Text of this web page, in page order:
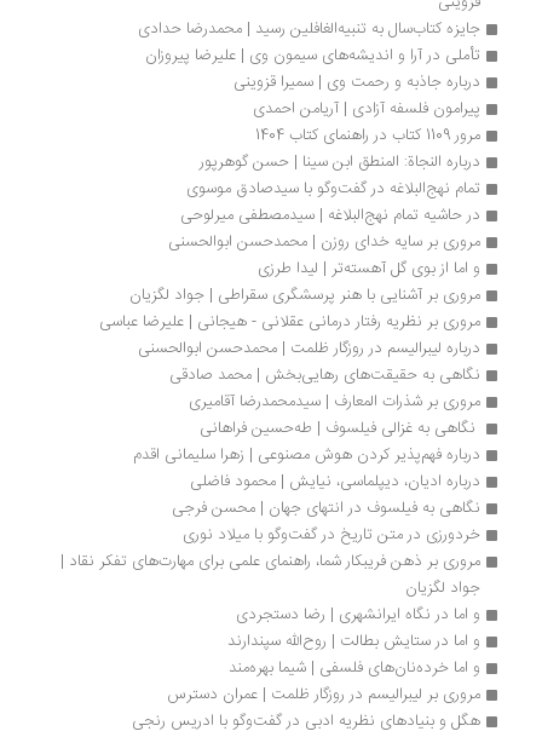
نشست نقد و بررسی زندگی‌ای که می‌توانی نجات دهی
ایده محوری کتاب از مقاله «قحطی، فراوانی، اخلاق» می‌آید... الگوی فرهنگی
کمک کردن در جوامع مختلف مسئله جامعه‌شناختی بسیار جالبی است... اگر
مستقیم به خانواده‌های فقیر پول بدهیم، از میزان کار بزرگ‌سالان کم
نمی‌شود، اما کار کودکان کم می‌شود، حضور در مدرسه افزایش می‌یابد،
استقلال اقتصادی بیشتر می‌شود، قدرت تصمیم‌گیری زنان بیشتر می‌شود،
رژیم غذایی بهبود می‌یابد و مردم ترغیب می‌شوند از خدمات درمانی استفاده
کنند ...
خاطره‌ای از ممیزی کتاب نهم‌ربیع، جهالت‌ها، خسارت‌ها | مهدی مسائلی
دهه‌ی صفر بود دنبالش هم نهم‌ربیع بود که به عنوان عید عُمر در اصفهان
معرکه است... یکدفعه آقای بروجردی فرمودند: آقا این چه وضعی است در
مسلمانان این طور گرفتارند، ما بیاییم جنگ شیعه و سنی راه بیندازیم؟ ... متن
بالا به علت در برداشتن تقابل دو عالم معروف شیعه باید حذف شود... استناد
به آیت‌الله منتظری شده که ممنوع است
پیرامون اندیشه و آثار کارل پوپر | فرزاد نعمتی
ایده اولیه عموم آثارش در همین دوران پرآشوب جوانی به ذهنش خطور کرده
است... در این دوران علم چنان جایگاهی دارد که ایدئولوژی‌های سیاسی
چون مارکسیسم نیز می‌کوشند بیش از هر چیز خود را «علمی» نشان بدهند...
نظریه‌پردازان مارکسیست به ما نمی‌گویند که اگرچه اتفاقی رخ دهد،
می‌پذیرند که نظریه‌شان اشتباه بوده است... آنچه علم را از غیرعلم متمایز